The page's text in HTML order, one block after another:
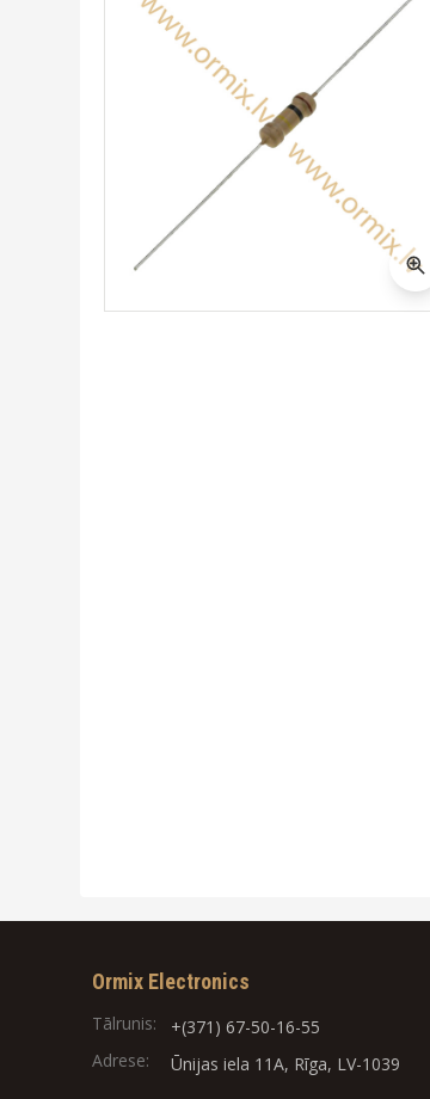
Ormix Electronics
Tālrunis:
+(371) 67-50-16-55
Adrese:
Ūnijas iela 11A, Rīga, LV-1039